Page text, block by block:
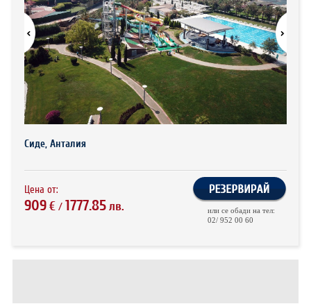
ХОТЕЛИ В АЛБАНИЯ
АВТОБУСИ ПОД НАЕМ
ЗА НАС
КОНТАКТИ
ОБЩИ УСЛОВИЯ ПАКЕТНИ
ПЪТУВАНИЯ
ПОЛИТИКА ЗА ПОВЕРИТЕЛНОСТ
Сиде, Анталия
Цена от:
909€/ 1777.85лв.
или се обади на тел:
02/ 952 00 60